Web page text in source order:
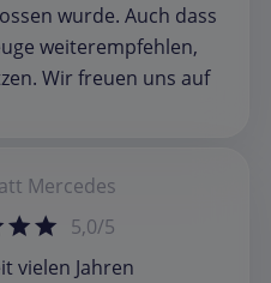
wurde. Auch dass
weiterempfehlen,
Wir freuen uns auf
Mercedes
5,0/5
vielen Jahren